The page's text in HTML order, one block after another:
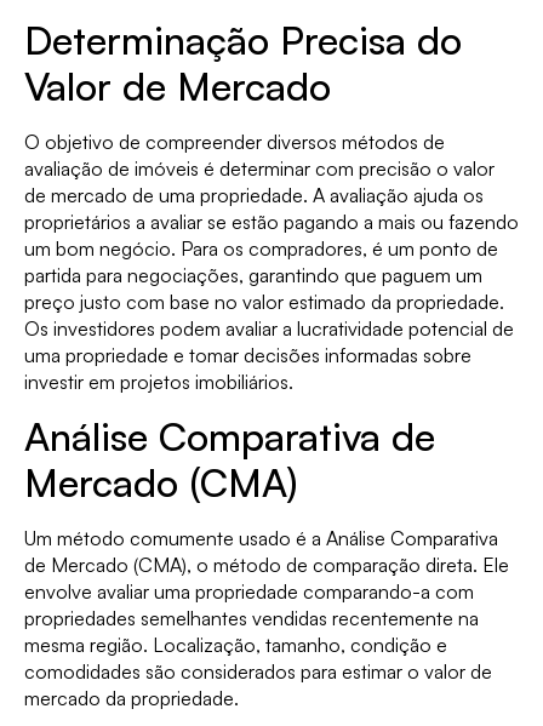
Determinação Precisa do
Valor de Mercado
O objetivo de compreender diversos métodos de
avaliação de imóveis é determinar com precisão o valor
de mercado de uma propriedade. A avaliação ajuda os
proprietários a avaliar se estão pagando a mais ou fazendo
um bom negócio. Para os compradores, é um ponto de
partida para negociações, garantindo que paguem um
preço justo com base no valor estimado da propriedade.
Os investidores podem avaliar a lucratividade potencial de
uma propriedade e tomar decisões informadas sobre
investir em projetos imobiliários.
Análise Comparativa de
Mercado (CMA)
Um método comumente usado é a Análise Comparativa
de Mercado (CMA), o método de comparação direta. Ele
envolve avaliar uma propriedade comparando-a com
propriedades semelhantes vendidas recentemente na
mesma região. Localização, tamanho, condição e
comodidades são considerados para estimar o valor de
mercado da propriedade.